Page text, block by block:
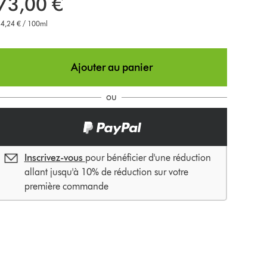
€ / 100ml
Ajouter au panier
ou
Inscrivez-vous pour bénéficier d'une réduction
allant jusqu'à 10% de réduction sur votre
première commande